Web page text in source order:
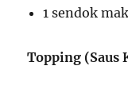
1 sendok
Topping (Saus